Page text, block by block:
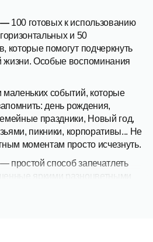
—100 готовых к использованию
и 50
которые помогут подчеркнуть
Особые воспоминания
событий, которые
день рождения,
праздники, Новый год,
пикники, корпоративы... Не
моментам просто исчезнуть.
— простой способ запечатлеть
яркими разноцветными
колпачками,